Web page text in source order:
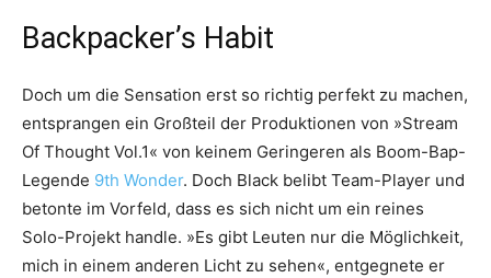
Backpacker’s Habit
Doch um die Sensation erst so richtig perfekt zu machen,
entsprangen ein Großteil der Produktionen von »Stream
Of Thought Vol.1« von keinem Geringeren als Boom-Bap-
Legende 9th Wonder. Doch Black belibt Team-Player und
betonte im Vorfeld, dass es sich nicht um ein reines
Solo-Projekt handle. »Es gibt Leuten nur die Möglichkeit,
mich in einem anderen Licht zu sehen«, entgegnete er